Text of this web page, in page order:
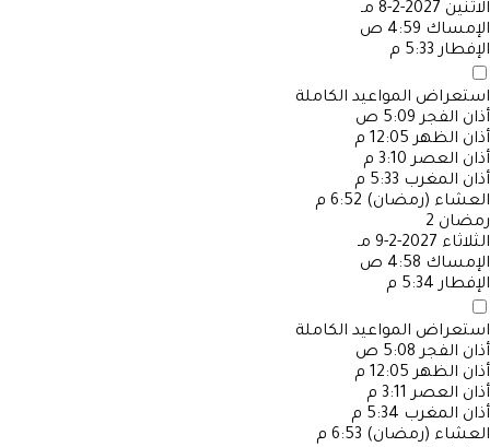
الاثنين 2027-2-8 مـ
الإمساك 4:59 ص
الإفطار 5:33 م
استعراض المواعيد الكاملة
أذان الفجر 5:09 ص
أذان الظهر 12:05 م
أذان العصر 3:10 م
أذان المغرب 5:33 م
العشاء (رمضان) 6:52 م
رمضان 2
الثلاثاء 2027-2-9 مـ
الإمساك 4:58 ص
الإفطار 5:34 م
استعراض المواعيد الكاملة
أذان الفجر 5:08 ص
أذان الظهر 12:05 م
أذان العصر 3:11 م
أذان المغرب 5:34 م
العشاء (رمضان) 6:53 م